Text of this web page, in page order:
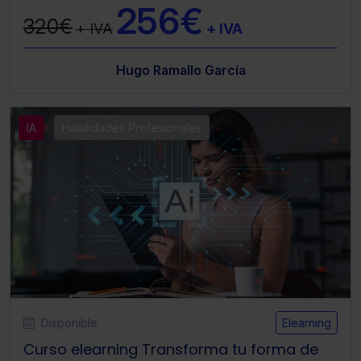
320€+ IVA 256€ + IVA
Hugo Ramallo García
IA
Disponible Elearning
Curso elearning Transforma tu forma de